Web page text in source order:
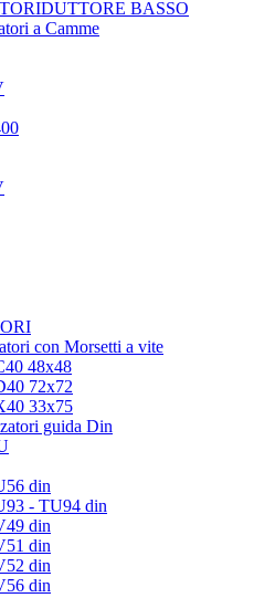
BASSO
a Camme
con Morsetti a vite
48x48
72x72
33x75
guida Din
din
- TU94 din
din
din
din
din